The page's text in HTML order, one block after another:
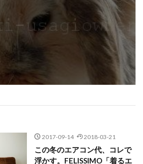
2017-09-14 2018-03-21
この冬のエアコン代、コレで
浮かす。FELISSIMO「着るエ